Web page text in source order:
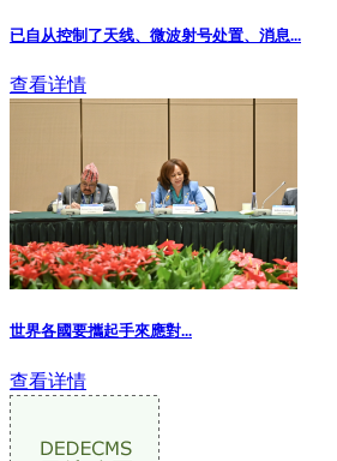
已自从控制了天线、微波射号处置、消息...
查看详情
世界各國要攜起手來應對...
查看详情